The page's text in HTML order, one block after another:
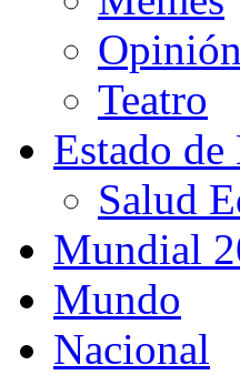
Opinión
Teatro
Estado
Salud
Mundial
Mundo
Nacional